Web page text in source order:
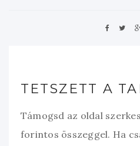
TETSZETT A
Támogsd az oldal
forintos összeggel. Ha